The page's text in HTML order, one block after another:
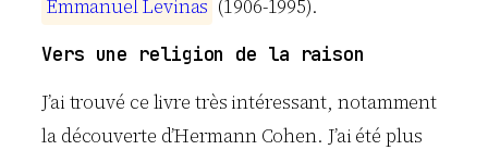
EmmanuelLevinas (1906-1995).
Vers une religion de la raison
J’ai trouvé ce livre très intéressant, notamment
la découverte d’Hermann Cohen. J’ai été plus